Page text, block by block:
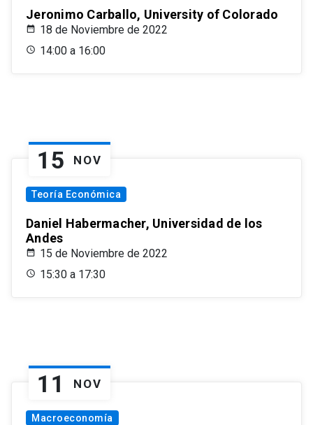
Jeronimo Carballo, University of Colorado
18 de Noviembre de 2022
14:00 a 16:00
15 NOV
Teoría Económica
Daniel Habermacher, Universidad de los
Andes
15 de Noviembre de 2022
15:30 a 17:30
11 NOV
Macroeconomía